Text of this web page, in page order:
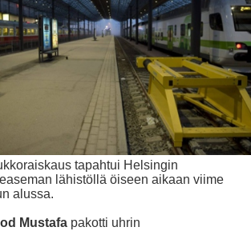
tapahtui Helsingin
lähistöllä öiseen aikaan viime
alussa.
Mustafa pakotti uhrin